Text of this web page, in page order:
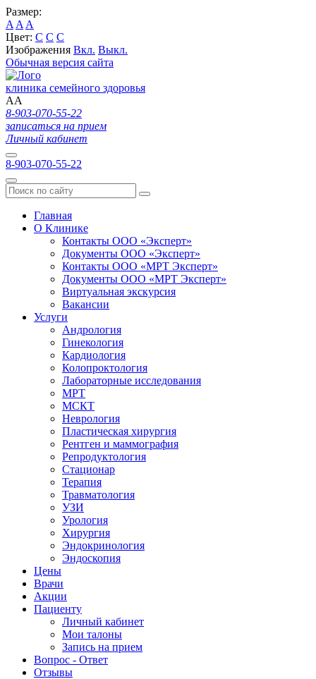
Размер:
A A A
Цвет: C C C
Изображения Вкл. Выкл.
Обычная версия сайта
клиника семейного здоровья
AA
8-903-070-55-22
записаться на прием
Личный кабинет
8-903-070-55-22
Главная
О Клинике
Контакты ООО «Эксперт»
Документы ООО «Эксперт»
Контакты ООО «МРТ Эксперт»
Документы ООО «МРТ Эксперт»
Виртуальная экскурсия
Вакансии
Услуги
Андрология
Гинекология
Кардиология
Колопроктология
Лабораторные исследования
МРТ
МСКТ
Неврология
Пластическая хирургия
Рентген и маммография
Репродуктология
Стационар
Терапия
Травматология
УЗИ
Урология
Хирургия
Эндокринология
Эндоскопия
Цены
Врачи
Акции
Пациенту
Личный кабинет
Мои талоны
Запись на прием
Вопрос - Ответ
Отзывы